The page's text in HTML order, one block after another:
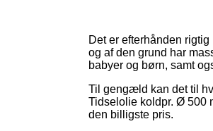
Det er efterhånden
og af den grund har
babyer og børn, samt
Til gengæld kan det til
Tidselolie koldpr. Ø 500
den billigste pris.